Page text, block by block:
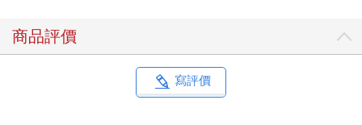
他們就不是這塊料。
心理學家卡爾．榮格（Carl Jung）將內向者定義為向內專注，將
向者的能量來自獨處，外向者的能量來自人群。在實務上，這代
表內向者可以與一群人合作，也可以表演給一群觀眾看，但我們
商品評價
寫評價